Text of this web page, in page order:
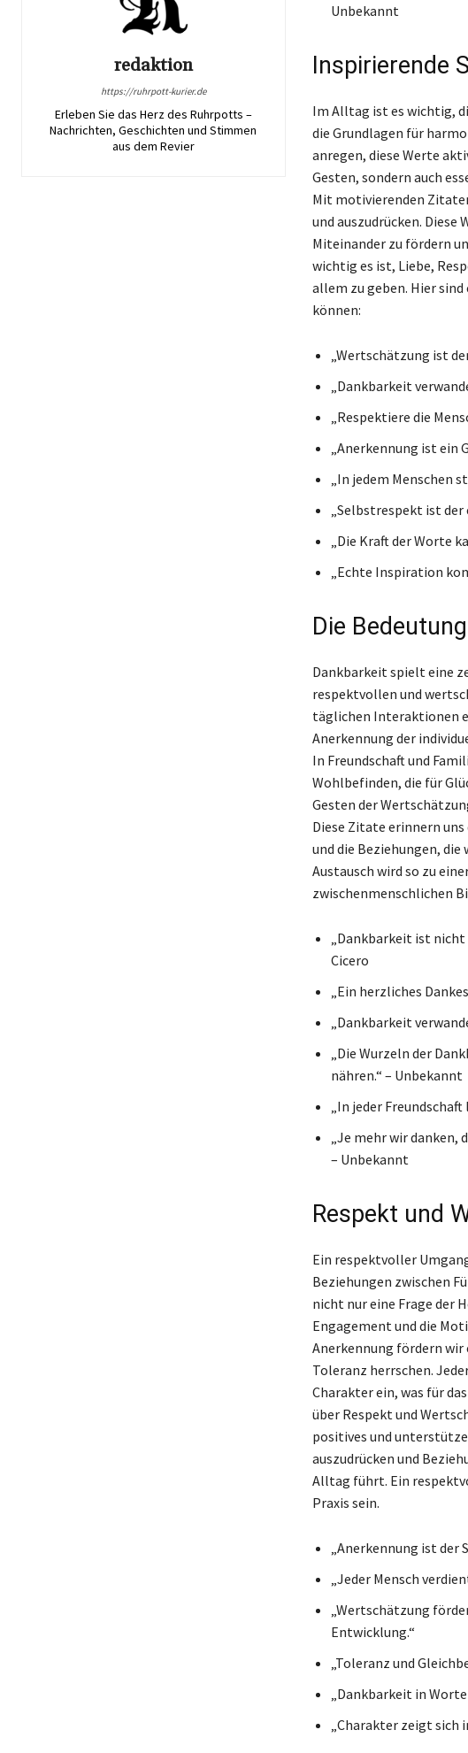
redaktion
https://ruhrpott-kurier.de
Erleben Sie das Herz des Ruhrpotts –
Nachrichten, Geschichten und Stimmen
aus dem Revier
Unbekannt
Inspirierende
Im Alltag ist es wichtig,
die Grundlagen für
anregen, diese Werte
Gesten, sondern auch
Mit motivierenden
und auszudrücken.
Miteinander zu fördern
wichtig es ist, Liebe,
allem zu geben. Hier
können:
„Wertschätzung ist
„Dankbarkeit
„Respektiere die
„Anerkennung ist ein
„In jedem Menschen
„Selbstrespekt ist
„Die Kraft der Worte
„Echte Inspiration
Die
Dankbarkeit spielt eine
respektvollen und
täglichen Interaktionen
Anerkennung der
In Freundschaft und
Wohlbefinden, die für
Gesten der
Diese Zitate erinnern
und die Beziehungen,
Austausch wird so zu
zwischenmenschlichen
„Dankbarkeit ist
Cicero
„Ein herzliches
„Dankbarkeit
„Die Wurzeln der
nähren.“ – Unbekannt
„In jeder
„Je mehr wir
– Unbekannt
Respekt und
Ein respektvoller
Beziehungen zwischen
nicht nur eine Frage der
Engagement und die
Anerkennung fördern
Toleranz herrschen.
Charakter ein, was für
über Respekt und
positives und
auszudrücken und
Alltag führt. Ein
Praxis sein.
„Anerkennung ist
„Jeder Mensch
„Wertschätzung
Entwicklung.“
„Toleranz und
„Dankbarkeit in
„Charakter zeigt